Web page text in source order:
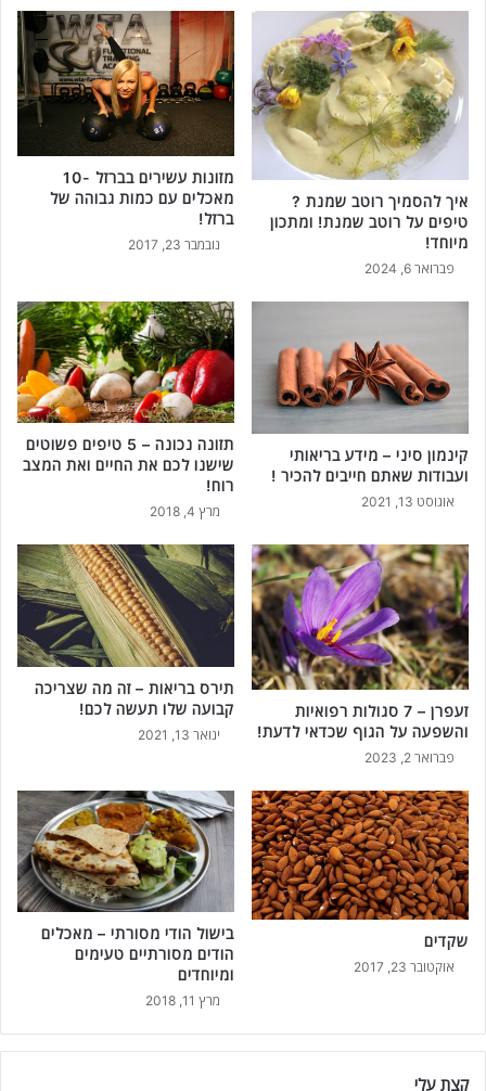
איך להסמיך רוטב שמנת ?
טיפים על רוטב שמנת! ומתכון
מיוחד!
פברואר 6, 2024
מזונות עשירים בברזל -10
מאכלים עם כמות גבוהה של
ברזל!
נובמבר 23, 2017
קינמון סיני – מידע בריאותי
ועבודות שאתם חייבים להכיר !
אוגוסט 13, 2021
תזונה נכונה – 5 טיפים פשוטים
שישנו לכם את החיים ואת המצב
רוח!
מרץ 4, 2018
זעפרן – 7 סגולות רפואיות
והשפעה על הגוף שכדאי לדעת!
פברואר 2, 2023
תירס בריאות – זה מה שצריכה
קבועה שלו תעשה לכם!
ינואר 13, 2021
שקדים
אוקטובר 23, 2017
בישול הודי מסורתי – מאכלים
הודים מסורתיים טעימים
ומיוחדים
מרץ 11, 2018
קצת עלי